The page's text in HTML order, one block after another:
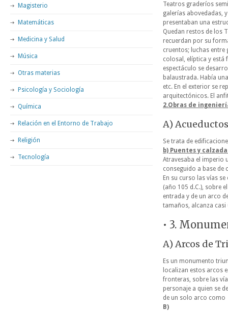
Teatros graderíos
galerías abovedadas,
presentaban una
Quedan restos de los
recuerdan por su
cruentos; luchas entre
colosal, elíptica y
espectáculo se
balaustrada. Había
etc. En el exterior se
arquitectónicos. El
2.Obras de
A)
Se trata de
b) Puentes y calza
Atravesaba el imperio
conseguido a base de
En su curso las vías
(año 105 d.C.), sobre
entrada y de un arco
tamaños, alcanza
• 3.
A) Arcos de
Es un monumento
localizan estos arcos
fronteras, sobre las
personaje a quien se
de un solo arco como
B)
Magisterio
Matemáticas
Medicina y Salud
Música
Otras materias
Psicología y Sociología
Química
Relación en el Entorno de Trabajo
Religión
Tecnología